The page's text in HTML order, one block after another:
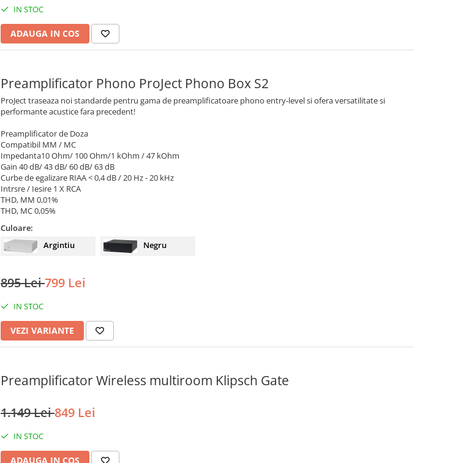
IN STOC
ADAUGA IN COS
Preamplificator Phono ProJect Phono Box S2
ProJect traseaza noi standarde pentru gama de preamplificatoare phono entry-level si ofera versatilitate si
performante acustice fara precedent!
Preamplificator de Doza
Compatibil MM / MC
Impedanta10 Ohm/ 100 Ohm/1 kOhm / 47 kOhm
Gain 40 dB/ 43 dB/ 60 dB/ 63 dB
Curbe de egalizare RIAA < 0,4 dB / 20 Hz - 20 kHz
Intrsre / Iesire 1 X RCA
THD, MM 0,01%
THD, MC 0,05%
Culoare:
Argintiu
Negru
895 Lei799 Lei
IN STOC
VEZI VARIANTE
Preamplificator Wireless multiroom Klipsch Gate
1.149 Lei849 Lei
IN STOC
ADAUGA IN COS